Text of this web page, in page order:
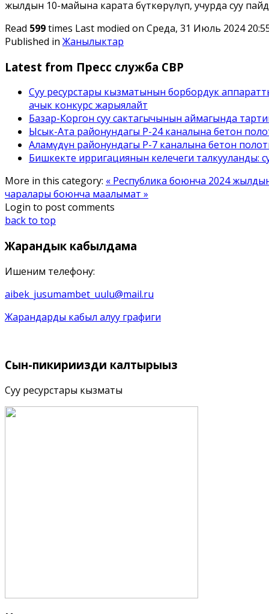
жылдын 10-майына карата бүткөрүлүп, учурда суу
Read 599times Last modified on Среда, 31 Июль 2024
Published in Жанылыктар
Latest from Пресс служба СВР
Суу ресурстары кызматынын борбордук
ачык конкурс жарыялайт
Базар-Коргон суу сактагычынын аймагында
Ысык-Ата районундагы Р-24 каналына бетон
Аламүдүн районундагы Р-7 каналына бетон
Бишкекте ирригациянын келечеги талкууланды:
More in this category: « Республика боюнча 2024
чаралары боюнча маалымат »
Login to post comments
back to top
Жарандык кабылдама
Ишеним телефону:
aibek_jusumambet_uulu@mail.ru
Жарандарды кабыл алуу графиги
Сын-пикириңизди калтырыңыз
Суу ресурстары кызматы